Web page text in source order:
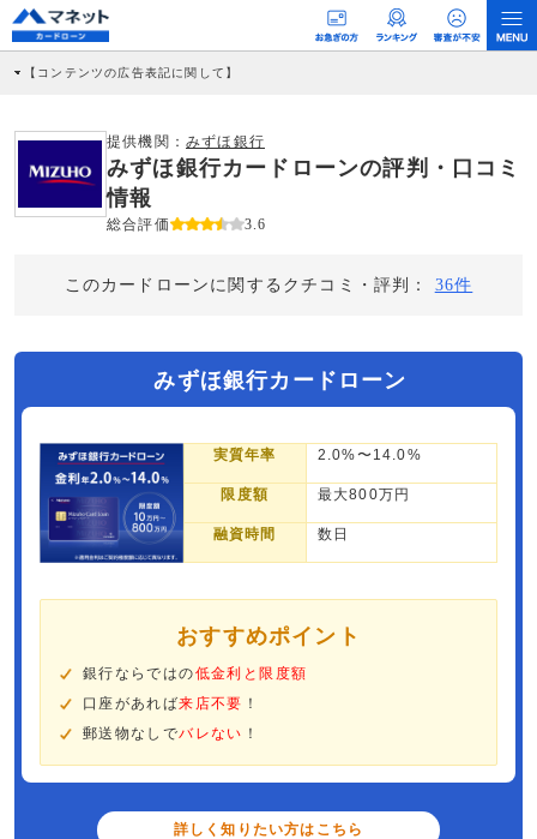
【コンテンツの広告表記に関して】
社に対して企業から紹介報酬が支払われるという収益モデルです。 ただし、特定の
商品を根拠なくPRするものではなく、当編集部の調査／ユーザーへの口コミ収集な
どに基づき、公平性を担保した情報提供を行っています。
>提携企業一覧
提供機関： みずほ銀行
みずほ銀行カードローンの評判・口コミ
情報
総合評価 3.6
このカードローンに関するクチコミ・評判： 36件
みずほ銀行カードローン
実質年率 2.0%〜14.0%
限度額 最大800万円
融資時間 数日
おすすめポイント
銀行ならではの低金利と限度額
口座があれば来店不要 ！
郵送物なしでバレない ！
詳しく知りたい方はこちら